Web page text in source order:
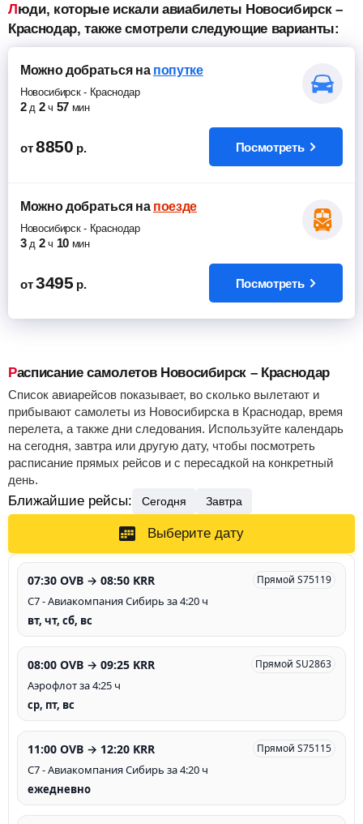
Люди, которые искали авиабилеты Новосибирск –
Краснодар, также смотрели следующие варианты:
Можно добратьсяна попутке
Новосибирск- Краснодар
2 д 2 ч 57 мин
от 8850 р. Посмотреть
Можно добратьсяна поезде
Новосибирск- Краснодар
3 д 2 ч 10 мин
от 3495 р. Посмотреть
Расписание самолетов Новосибирск – Краснодар
Список авиарейсов показывает, во сколько вылетают и
прибывают самолеты из Новосибирска в Краснодар, время
перелета, а также дни следования. Используйте календарь
на сегодня, завтра или другую дату, чтобы посмотреть
расписание прямых рейсов и с пересадкой на конкретный
день.
Ближайшие рейсы: Сегодня Завтра
Выберите дату
07:30 OVB → 08:50 KRR Прямой S75119
С7 - Авиакомпания Сибирь за 4:20 ч
вт, чт, сб, вс
08:00 OVB → 09:25 KRR Прямой SU2863
Аэрофлот за 4:25 ч
ср, пт, вс
11:00 OVB → 12:20 KRR Прямой S75115
С7 - Авиакомпания Сибирь за 4:20 ч
ежедневно